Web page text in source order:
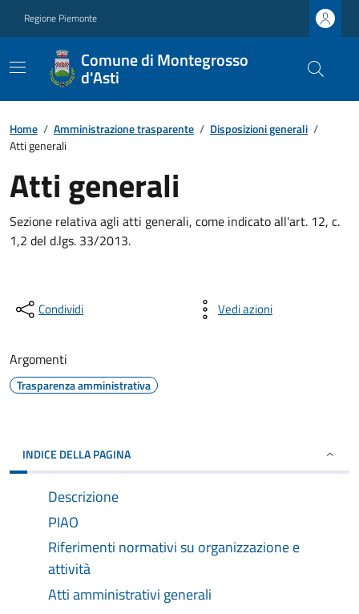
Regione Piemonte
Comune di Montegrosso
d'Asti
Home / Amministrazione trasparente / Disposizioni generali /
Atti generali
Atti generali
Sezione relativa agli atti generali, come indicato all'art. 12, c.
1,2 del d.lgs. 33/2013.
Condividi Vedi azioni
Argomenti
Trasparenza amministrativa
INDICE DELLA PAGINA
Descrizione
PIAO
Riferimenti normativi su organizzazione e
attività
Atti amministrativi generali